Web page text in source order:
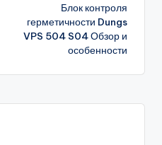
Блок контроля
герметичности Dungs
VPS 504 S04 Обзор и
особенности